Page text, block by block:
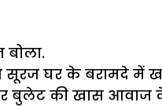
बोला.
सूरज घर के बरामदे में
पर बुलेट की खास